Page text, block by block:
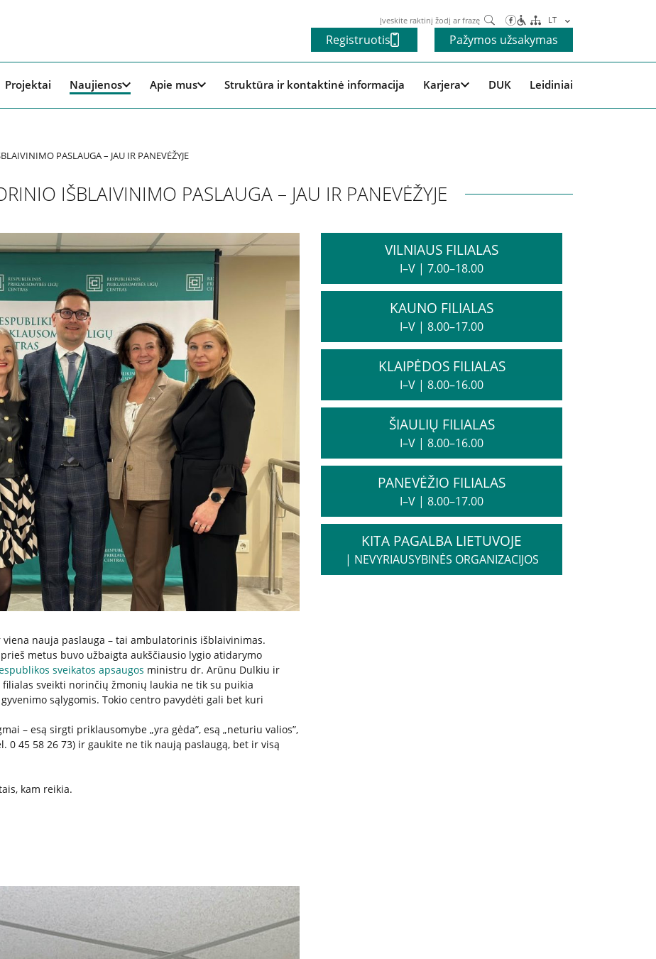
Paieška LT
Registruotis Pažymos užsakymas
Projektai Naujienos Apie mus Struktūra ir kontaktinė informacija Karjera DUK Leidiniai
PASLAUGA – JAU IR PANEVĖŽYJE
IŠBLAIVINIMO PASLAUGA – JAU IR PANEVĖŽYJE
nauja paslauga – tai ambulatorinis išblaivinimas.
metus buvo užbaigta aukščiausio lygio atidarymo
sveikatos apsaugos ministru dr. Arūnu Dulkiu ir
sveikti norinčių žmonių laukia ne tik su puikia
sąlygomis. Tokio centro pavydėti gali bet kuri
– esą sirgti priklausomybe „yra gėda”, esą „neturiu valios”,
0 45 58 26 73) ir gaukite ne tik naują paslaugą, bet ir visą
kam reikia.
VILNIAUS FILIALAS
I–V | 7.00–18.00
KAUNO FILIALAS
I–V | 8.00–17.00
KLAIPĖDOS FILIALAS
I–V | 8.00–16.00
ŠIAULIŲ FILIALAS
I–V | 8.00–16.00
PANEVĖŽIO FILIALAS
I–V | 8.00–17.00
KITA PAGALBA LIETUVOJE
| NEVYRIAUSYBINĖS ORGANIZACIJOS